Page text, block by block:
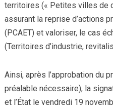
territoires (« Petites villes de
assurant la reprise d’actions
(PCAET) et valoriser, le cas
(Territoires d’industrie,
Ainsi, après l’approbation du
préalable nécessaire), la
et l’État le vendredi 19